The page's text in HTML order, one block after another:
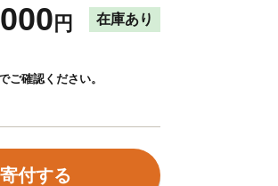
円 在庫あり
ご確認ください。
寄付する